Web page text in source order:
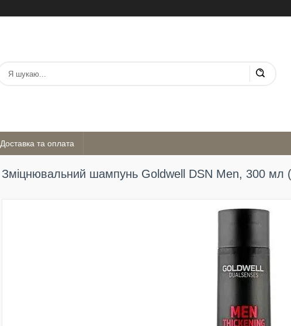
Доставка та оплата
Зміцнювальний шампунь Goldwell DSN Men, 300 мл